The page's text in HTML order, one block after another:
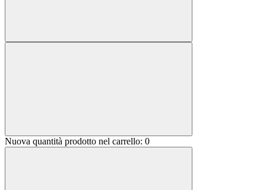
Nuova quantità prodotto nel carrello: 0